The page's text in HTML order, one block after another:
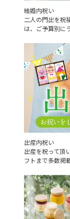
結婚内祝い
二人の門出を祝
は、ご予算別に
出産内祝い
出産を祝って頂
フトまで多数掲